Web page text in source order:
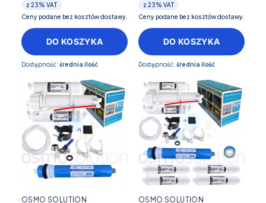
z 23% VAT
Ceny podane bez kosztów dostawy.
DO KOSZYKA
Dostępność: średnia ilość
z 23% VAT
Ceny podane bez kosztów dostawy.
DO KOSZYKA
Dostępność: średnia ilość
OSMO SOLUTION OSMO SOLUTION